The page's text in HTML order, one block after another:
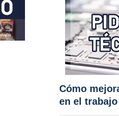
Cómo
en el